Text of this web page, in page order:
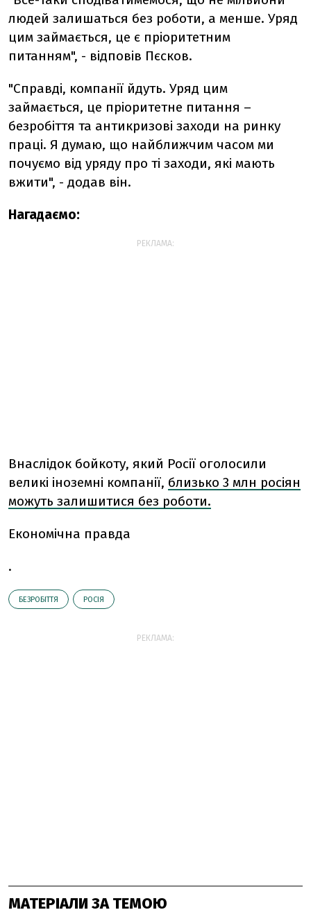
людей залишаться без роботи, а менше. Уряд
цим займається, це є пріоритетним
питанням", - відповів Пєсков.
"Справді, компанії йдуть. Уряд цим
займається, це пріоритетне питання –
безробіття та антикризові заходи на ринку
праці. Я думаю, що найближчим часом ми
почуємо від уряду про ті заходи, які мають
вжити", - додав він.
Нагадаємо:
РЕКЛАМА:
Внаслідок бойкоту, який Росії оголосили
великі іноземні компанії, близько 3 млн росіян
можуть залишитися без роботи.
Економічна правда
.
БЕЗРОБІТТЯ РОСІЯ
РЕКЛАМА:
МАТЕРІАЛИ ЗА ТЕМОЮ